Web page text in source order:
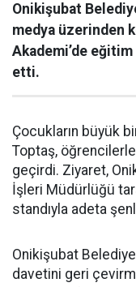
Onikişubat
medya üzerinden
Akademi’de
etti.
Çocukların büyük
Toptaş,
geçirdi. Ziyaret,
İşleri Müdürlüğü
standıyla adeta
Onikişubat
davetini geri